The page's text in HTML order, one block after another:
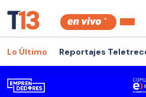
Lo Último Reportajes